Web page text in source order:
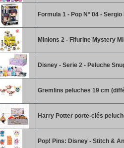
Formula 1 - Pop N° 04 - Sergio
Minions 2 - Fifurine Mystery
Disney - Serie 2 - Peluche
Gremlins peluches 19 cm
Harry Potter porte-clés
Pop! Pins: Disney - Stitch &